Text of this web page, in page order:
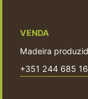
VENDA
Madeira
+351 244 685